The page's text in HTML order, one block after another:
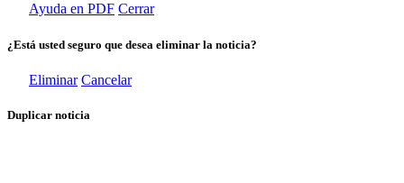
Ayuda en PDF Cerrar
¿Está usted seguro que desea eliminar la noticia?
Eliminar Cancelar
Duplicar noticia